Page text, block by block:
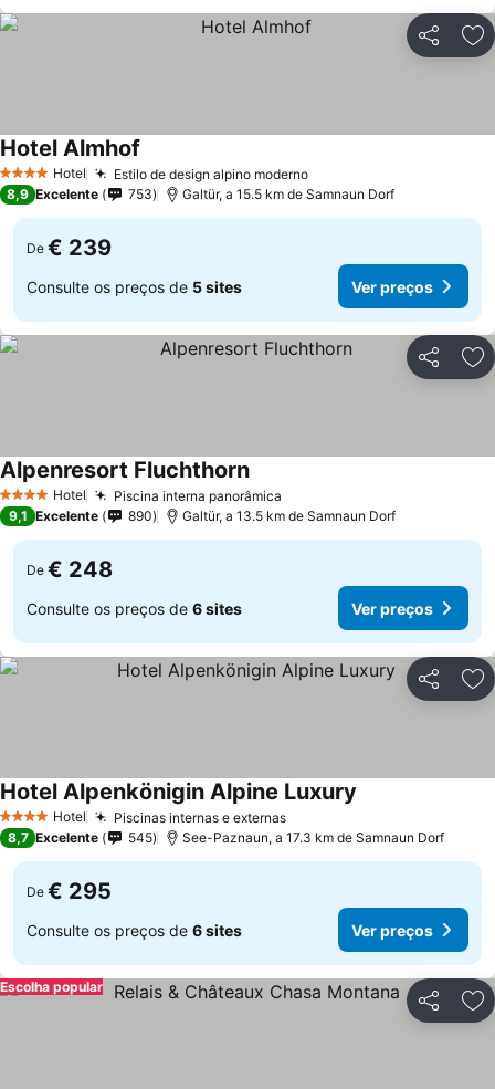
Partilhar
4 EstrelasHotel Estilo de design alpino modernoVer preços
Hotel Almhof
8,9 Excelente 753 Galtür, a 15.5 km de Samnaun Dorf
De € 239
Consulte os preços de 5 sites Ver preços
Partilhar
4 EstrelasHotel Piscina interna panorâmica
Alpenresort FluchthornVer preços
9,1 Excelente 890 Galtür, a 13.5 km de Samnaun Dorf
De € 248
Consulte os preços de 6 sites Ver preços
Partilhar
4 EstrelasHotel Piscinas internas e externasVer preços
Hotel Alpenkönigin Alpine Luxury
8,7 Excelente 545 See-Paznaun, a 17.3 km de Samnaun Dorf
De € 295
Consulte os preços de 6 sites Ver preços
Partilhar
Escolha popular